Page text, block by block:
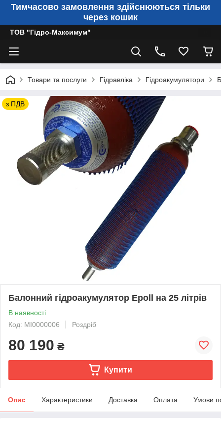
Тимчасово замовлення здійснюються тільки
через кошик
ТОВ "Гідро-Максимум"
Товари та послуги Гідравліка Гідроакумулятори
з ПДВ
Балонний гідроакумулятор Epoll на 25 літрів
В наявності
Код: MI0000006
Роздріб
80 190 ₴
Купити
Опис Характеристики Доставка Оплата Умови